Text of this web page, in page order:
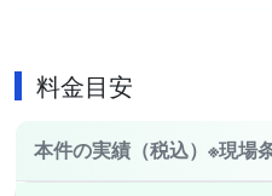
料金目安
本件の実績（税込）※現場